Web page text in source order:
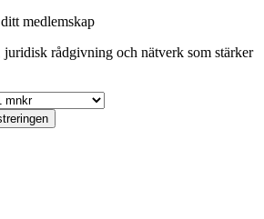
medlemskap
rådgivning och nätverk som stärker